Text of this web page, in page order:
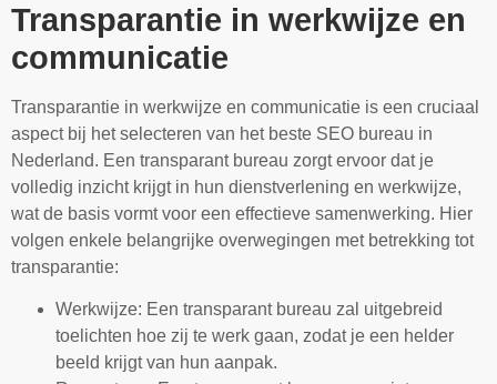
Transparantie in werkwijze en
communicatie
Transparantie in werkwijze en communicatie is een cruciaal
aspect bij het selecteren van het beste SEO bureau in
Nederland. Een transparant bureau zorgt ervoor dat je
volledig inzicht krijgt in hun dienstverlening en werkwijze,
wat de basis vormt voor een effectieve samenwerking. Hier
volgen enkele belangrijke overwegingen met betrekking tot
transparantie:
Werkwijze: Een transparant bureau zal uitgebreid
toelichten hoe zij te werk gaan, zodat je een helder
beeld krijgt van hun aanpak.